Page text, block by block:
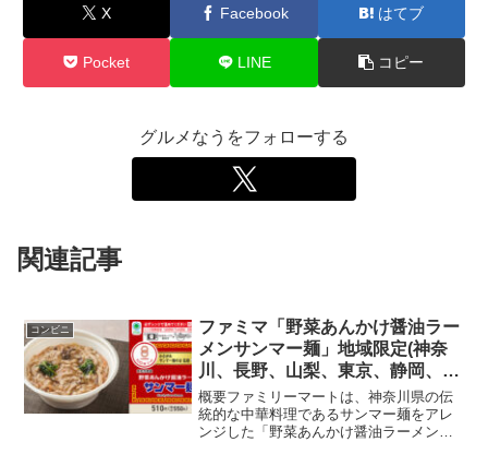
X Facebook はてブ
Pocket LINE コピー
グルメなうをフォローする
関連記事
コンビニ
ファミマ「野菜あんかけ醤油ラー
メンサンマー麺」地域限定(神奈
川、長野、山梨、東京、静岡、新
潟)発売!2024年4月16日から
概要ファミリーマートは、神奈川県の伝
統的な中華料理であるサンマー麺をアレ
ンジした「野菜あんかけ醤油ラーメンサ